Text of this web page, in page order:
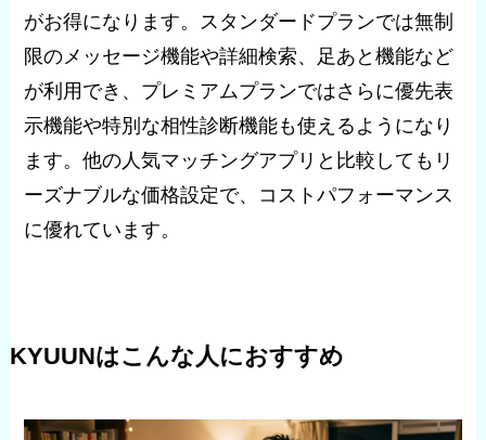
がお得になります。スタンダードプランでは無制
限のメッセージ機能や詳細検索、足あと機能など
が利用でき、プレミアムプランではさらに優先表
示機能や特別な相性診断機能も使えるようになり
ます。他の人気マッチングアプリと比較してもリ
ーズナブルな価格設定で、コストパフォーマンス
に優れています。
KYUUNはこんな人におすすめ